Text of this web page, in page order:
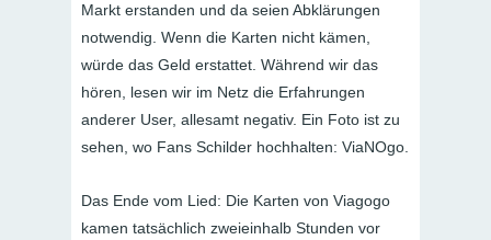
Markt erstanden und da seien Abklärungen
notwendig. Wenn die Karten nicht kämen,
würde das Geld erstattet. Während wir das
hören, lesen wir im Netz die Erfahrungen
anderer User, allesamt negativ. Ein Foto ist zu
sehen, wo Fans Schilder hochhalten: ViaNOgo.
Das Ende vom Lied: Die Karten von Viagogo
kamen tatsächlich zweieinhalb Stunden vor